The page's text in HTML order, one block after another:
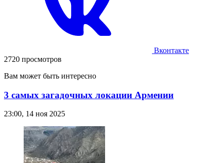
Вконтакте
2720 просмотров
Вам может быть интересно
3 самых загадочных локации Армении
23:00, 14 ноя 2025